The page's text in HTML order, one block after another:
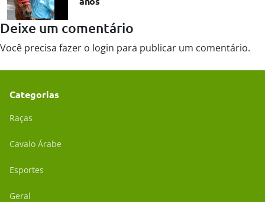
Deixe um comentário
Você precisa fazer o login para publicar um comentário.
Categorias
Raças
Cavalo Árabe
Esportes
Geral